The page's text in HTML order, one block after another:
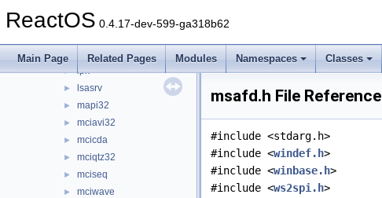
ReactOS 0.4.17-dev-599-ga318b62
Main Page Related Pages Modules Namespaces Classes
► kernel32
loadperf
► lpk
► lsasrv
► mapi32
► mciavi32
► mcicda
► mciqtz32
► mciseq
► mciwave
msafd.h File Reference
#include <stdarg.h>
#include <windef.h>
#include <winbase.h>
#include <ws2spi.h>